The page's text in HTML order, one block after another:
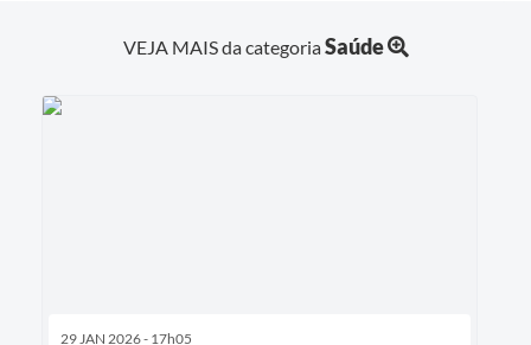
VEJA MAIS da categoriaSaúde
29 JAN 2026 - 17h05